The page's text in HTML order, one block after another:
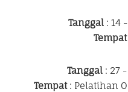
Tanggal : 14
Tempat
Tanggal : 27
Tempat: Pelatihan